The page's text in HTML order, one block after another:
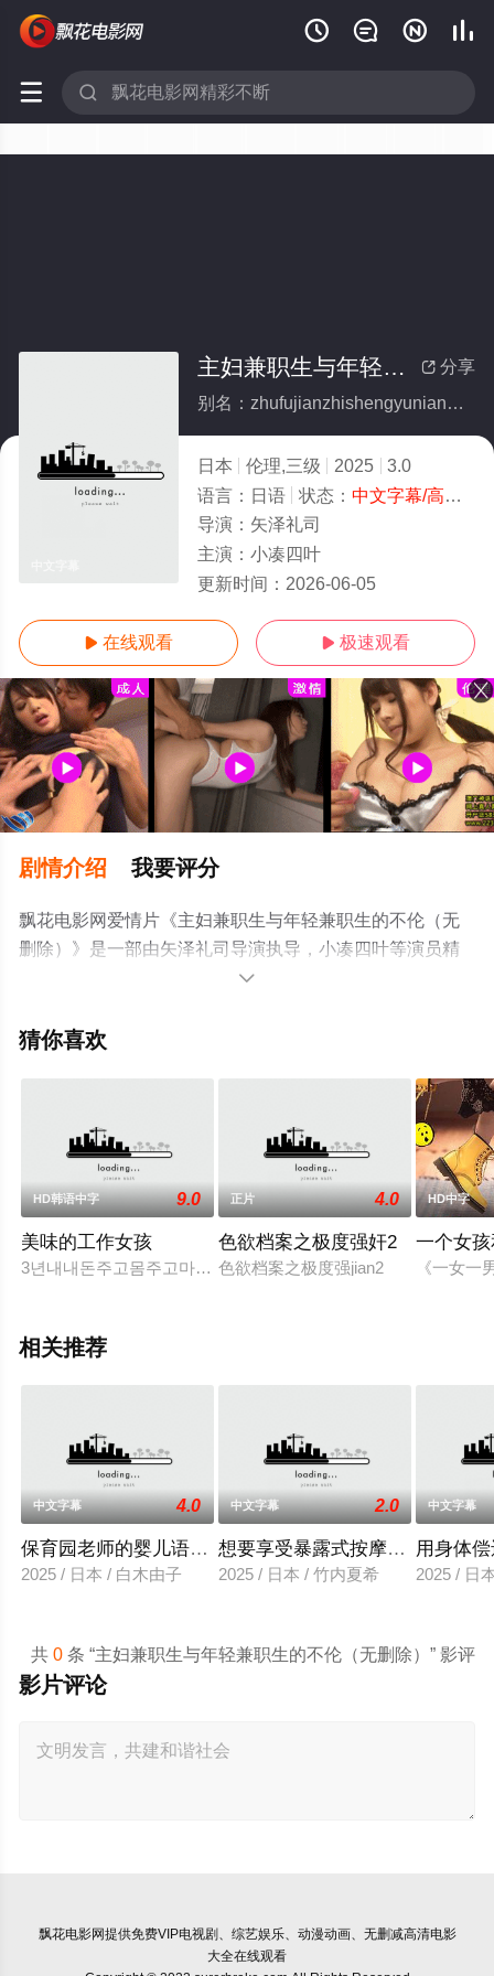
   
 
 分享
主妇兼职生与年轻兼职生的不伦（无删除）
别名：zhufujianzhishengyunianqingjianzhishengdebulunwushanchu
日本 伦理,三级 2025
3.0
语言： 日语 状态： 中文字幕/高清
导演： 矢泽礼司
主演： 小凑四叶
更新时间： 2026-06-05
 在线观看  极速观看
剧情介绍 我要评分
飘花电影网爱情片《主妇兼职生与年轻兼职生的不伦（无
删除）》是一部由矢泽礼司导演执导，小凑四叶等演员精
彩演绎的日本电影，手机免费观看高清未删减完整版电影
视猫或剧情网等平台了解。

猜你喜欢
HD韩语中字 9.0
美味的工作女孩
3년내내돈주고몸주고마음줬던남자친구에게갑작스런이별통보.
正片 4.0
色欲档案之极度强奸2
色欲档案之极度强jian2
HD中字
一个女
《一女
相关推荐
中文字幕 4.0
保育园老师的婴儿语让人超兴奋
2025 / 日本 / 白木由子
中文字幕 2.0
想要享受暴露式按摩的已婚女子
2025 / 日本 / 竹内夏希
中文字幕
用身体
2025 / 日
共0 条 “主妇兼职生与年轻兼职生的不伦（无删除）” 影评
影片评论
飘花电影网提供免费VIP电视剧、综艺娱乐、动漫动画、无删减高清电影
大全在线观看